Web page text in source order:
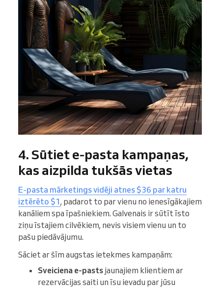
4. Sūtiet e-pasta kampaņas,
kas aizpilda tukšās vietas
E-pasta mārketings vidēji atnes $36 par katru
iztērēto $1, padarot to par vienu no ienesīgākajiem
kanāliem spa īpašniekiem. Galvenais ir sūtīt īsto
ziņu īstajiem cilvēkiem, nevis visiem vienu un to
pašu piedāvājumu.
Sāciet ar šīm augstas ietekmes kampaņām:
Sveiciena e-pasts jaunajiem klientiem ar
rezervācijas saiti un īsu ievadu par jūsu